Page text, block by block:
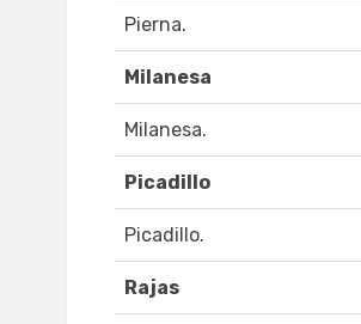
Pierna.
Milanesa
Milanesa.
Picadillo
Picadillo.
Rajas